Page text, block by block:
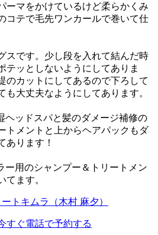
ーマをかけているけど柔らかくみ
コテで毛先ワンカールで巻いて仕
スです。少し段を入れて結んだ時
テッとしないようにしてありま
のカットにしてあるので下ろして
も大丈夫なようにしてあります。
ヘッドスパと髪のダメージ補修の
トメントと上からヘアパックもダ
あります！
ー用のシャンプー＆トリートメン
てます。
ートキムラ（木村 麻夕）